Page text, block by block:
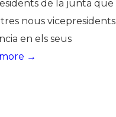
de la junta que
nous vicepresidents
en els seus
→